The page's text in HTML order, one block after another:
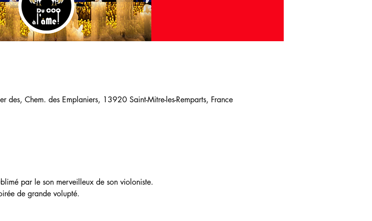
des, Chem. des Emplaniers, 13920 Saint-Mitre-les-Remparts, France
par le son merveilleux de son violoniste.
de grande volupté.